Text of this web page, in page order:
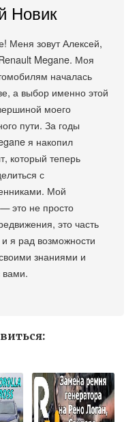
Новик
Меня зовут Алексей,
Megane. Моя
началась
а выбор именно этой
моего
пути. За годы
я накопил
который теперь
с
Мой
это не просто
это часть
я рад возможности
знаниями и
вами.